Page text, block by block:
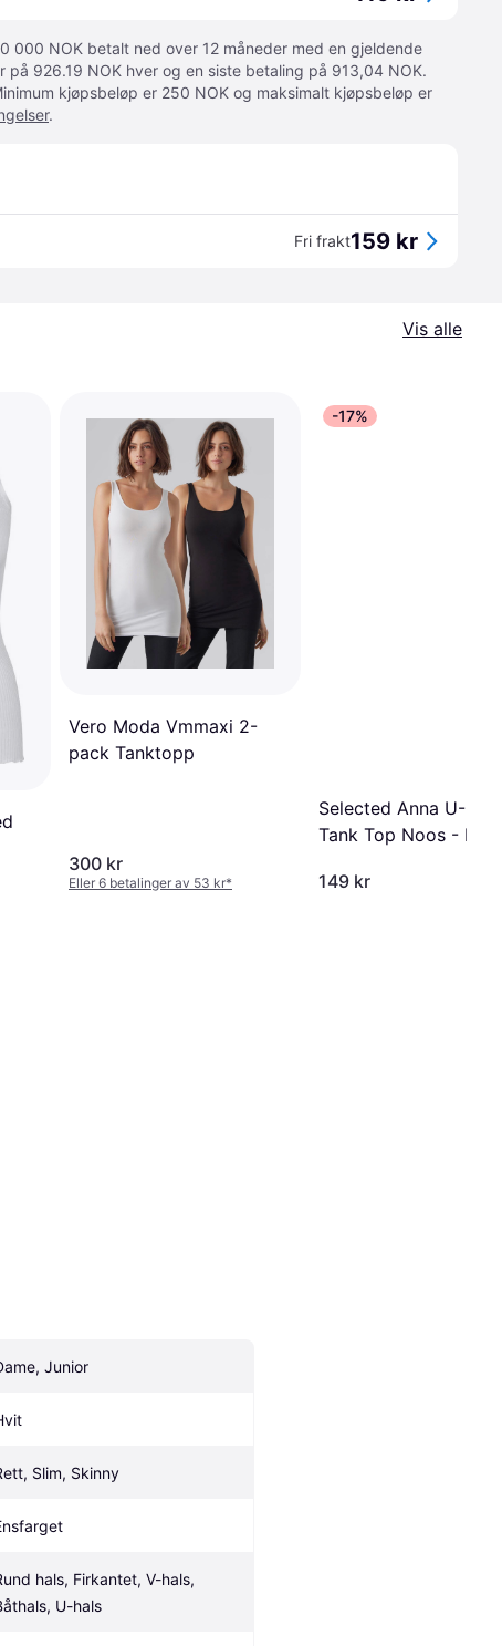
000 NOK betalt ned over 12 måneder med en gjeldende
på 926.19 NOK hver og en siste betaling på 913,04 NOK.
kjøpsbeløp er 250 NOK og maksimalt kjøpsbeløp er
.
Fri frakt159 kr
Vis alle
Vero Moda Vmmaxi 2-
pack Tanktopp
300 kr
Eller 6 betalinger av 53 kr*
-17%
Selected Anna U-
Tank Top Noos -
149 kr
Junior
Slim, Skinny
hals, Firkantet, V-hals,
U-hals